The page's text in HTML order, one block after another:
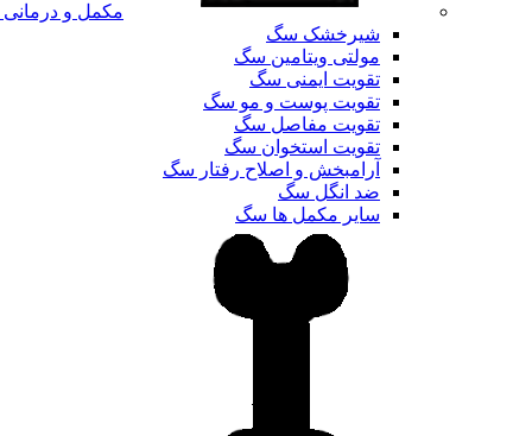
مکمل و
شیرخشک سگ
مولتی ویتامین سگ
تقویت ایمنی سگ
تقویت پوست و مو سگ
تقویت مفاصل سگ
تقویت استخوان سگ
آرامبخش و اصلاح رفتار سگ
ضد انگل سگ
سایر مکمل ها سگ